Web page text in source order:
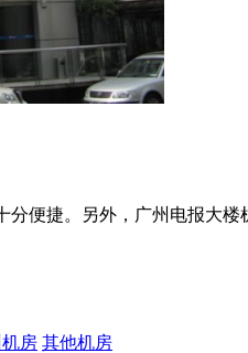
便捷。另外，广州电报大
房 其他机房